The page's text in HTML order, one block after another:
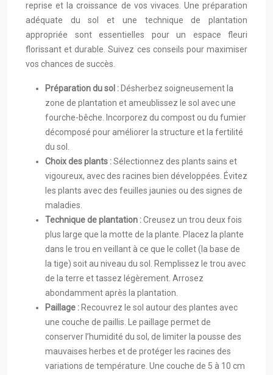
reprise et la croissance de vos vivaces. Une préparation
adéquate du sol et une technique de plantation
appropriée sont essentielles pour un espace fleuri
florissant et durable. Suivez ces conseils pour maximiser
vos chances de succès.
Préparation du sol : Désherbez soigneusement la
zone de plantation et ameublissez le sol avec une
fourche-bêche. Incorporez du compost ou du fumier
décomposé pour améliorer la structure et la fertilité
du sol.
Choix des plants :Sélectionnez des plants sains et
vigoureux, avec des racines bien développées. Évitez
les plants avec des feuilles jaunies ou des signes de
maladies.
Technique de plantation :Creusez un trou deux fois
plus large que la motte de la plante. Placez la plante
dans le trou en veillant à ce que le collet (la base de
la tige) soit au niveau du sol. Remplissez le trou avec
de la terre et tassez légèrement. Arrosez
abondamment après la plantation.
Paillage : Recouvrez le sol autour des plantes avec
une couche de paillis. Le paillage permet de
conserver l’humidité du sol, de limiter la pousse des
mauvaises herbes et de protéger les racines des
variations de température. Une couche de 5 à 10 cm